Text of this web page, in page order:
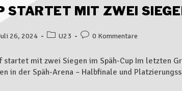
STARTET MIT ZWEI
26, 2024 U23 0 Kommentare
startet mit zwei Siegen im Späh-Cup Im letzten
in der Späh-Arena – Halbfinale und